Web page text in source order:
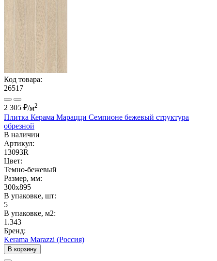
Код товара:
26517
2 305 ₽/м2
Плитка Керама Марацци Семпионе бежевый структура
обрезной
В наличии
Артикул:
13093R
Цвет:
Темно-бежевый
Размер, мм:
300x895
В упаковке, шт:
5
В упаковке, м2:
1.343
Бренд:
Kerama Marazzi (Россия)
В корзину